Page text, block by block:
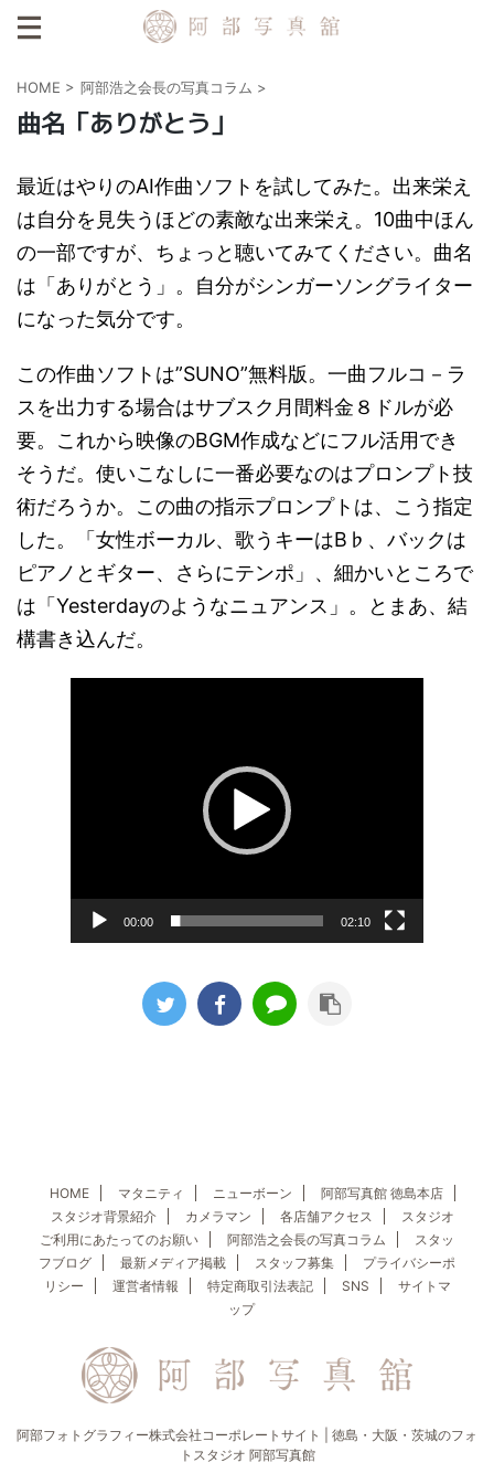
HOME > 阿部浩之会長の写真コラム >
曲名「ありがとう」
最近はやりのAI作曲ソフトを試してみた。出来栄え
は自分を見失うほどの素敵な出来栄え。10曲中ほん
の一部ですが、ちょっと聴いてみてください。曲名
は「ありがとう」。自分がシンガーソングライター
になった気分です。
この作曲ソフトは”SUNO”無料版。一曲フルコ－ラ
スを出力する場合はサブスク月間料金８ドルが必
要。これから映像のBGM作成などにフル活用でき
そうだ。使いこなしに一番必要なのはプロンプト技
術だろうか。この曲の指示プロンプトは、こう指定
した。「女性ボーカル、歌うキーはB♭、バックは
ピアノとギター、さらにテンポ」、細かいところで
は「Yesterdayのようなニュアンス」。とまあ、結
構書き込んだ。
00:00 02:10
HOME マタニティ ニューボーン
阿部写真館 徳島本店
スタジオ背景紹介
カメラマン 各店舗アクセス
スタジオ
ご利用にあたってのお願い
阿部浩之会長の写真コラム
スタッ
フブログ
最新メディア掲載 スタッフ募集
プライバシーポ
リシー
運営者情報 特定商取引法表記 SNS
サイトマ
ップ
阿部フォトグラフィー株式会社コーポレートサイト | 徳島・大阪・茨城のフォ
トスタジオ 阿部写真館